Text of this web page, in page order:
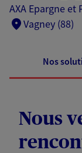
AXA Epargne et
Vagney (88)
Nos
Nous